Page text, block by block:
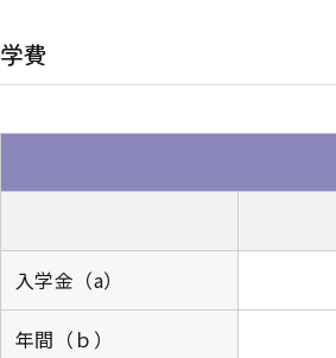
学費
入学金（a）
年間（ｂ）